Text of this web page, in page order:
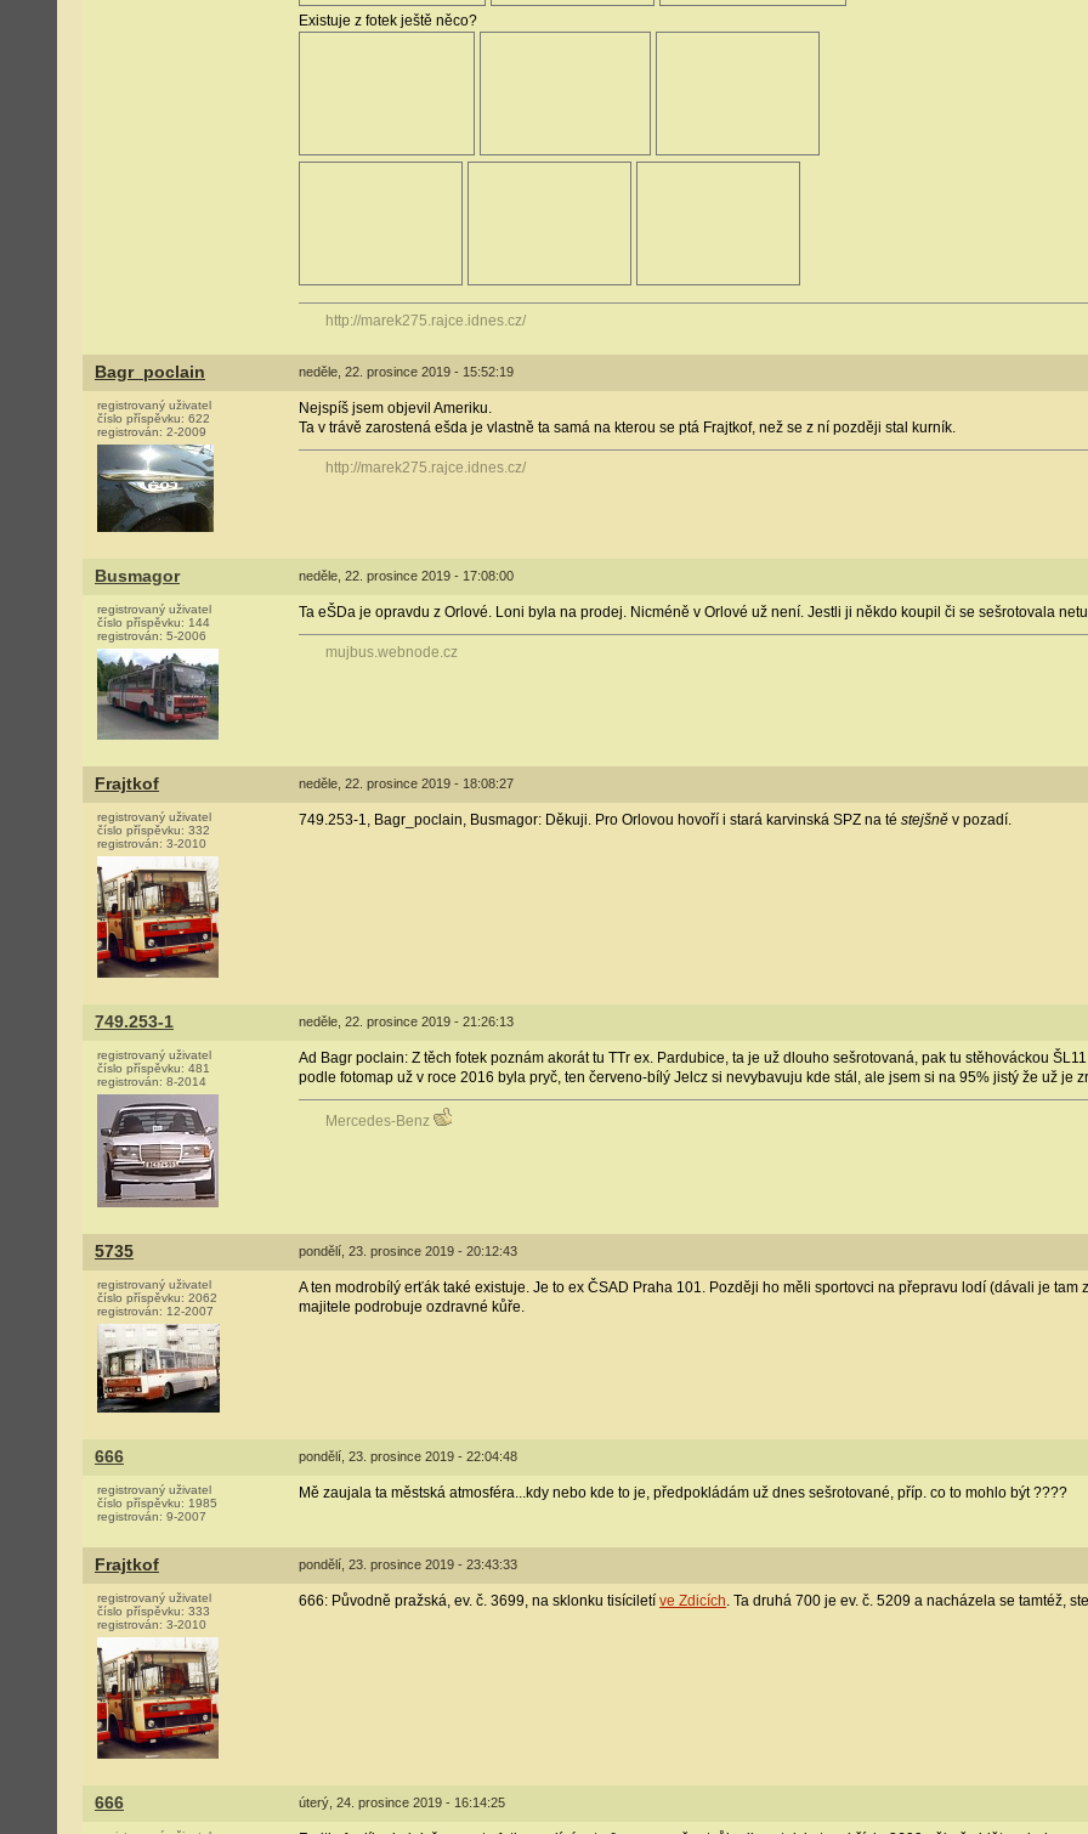
Existuje z fotek ještě něco?
http://marek275.rajce.idnes.cz/
Bagr_poclain neděle, 22. prosince 2019 - 15:52:19
registrovaný uživatel
číslo příspěvku: 622
registrován: 2-2009
Nejspíš jsem objevil Ameriku.
Ta v trávě zarostená ešda je vlastně ta samá na kterou se ptá Frajtkof, než se z ní později stal kurník.
http://marek275.rajce.idnes.cz/
Busmagor neděle, 22. prosince 2019 - 17:08:00
registrovaný uživatel
číslo příspěvku: 144
registrován: 5-2006
Ta eŠDa je opravdu z Orlové. Loni byla na prodej. Nicméně v Orlové už není. Jestli ji někdo koupil či se sešrotovala
mujbus.webnode.cz
Frajtkof neděle, 22. prosince 2019 - 18:08:27
registrovaný uživatel
číslo příspěvku: 332
registrován: 3-2010
749.253-1, Bagr_poclain, Busmagor: Děkuji. Pro Orlovou hovoří i stará karvinská SPZ na té stejšně v pozadí.
749.253-1 neděle, 22. prosince 2019 - 21:26:13
registrovaný uživatel
číslo příspěvku: 481
registrován: 8-2014
Ad Bagr poclain: Z těch fotek poznám akorát tu TTr ex. Pardubice, ta je už dlouho sešrotovaná, pak tu stěhováckou
podle fotomap už v roce 2016 byla pryč, ten červeno-bílý Jelcz si nevybavuju kde stál, ale jsem si na 95% jistý že už je
Mercedes-Benz
5735 pondělí, 23. prosince 2019 - 20:12:43
registrovaný uživatel
číslo příspěvku: 2062
registrován: 12-2007
A ten modrobílý erťák také existuje. Je to ex ČSAD Praha 101. Později ho měli sportovci na přepravu lodí (dávali je
majitele podrobuje ozdravné kůře.
666 pondělí, 23. prosince 2019 - 22:04:48
registrovaný uživatel
číslo příspěvku: 1985
registrován: 9-2007
Mě zaujala ta městská atmosféra...kdy nebo kde to je, předpokládám už dnes sešrotované, příp. co to mohlo být ????
Frajtkof pondělí, 23. prosince 2019 - 23:43:33
registrovaný uživatel
číslo příspěvku: 333
registrován: 3-2010
666: Původně pražská, ev. č. 3699, na sklonku tisíciletí ve Zdicích. Ta druhá 700 je ev. č. 5209 a nacházela se tamtéž,
666 úterý, 24. prosince 2019 - 16:14:25